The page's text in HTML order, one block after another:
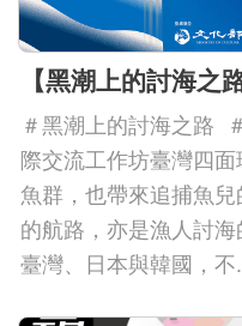
ខេមរភាសា
Bahasa
Melayu
ไทย
Bahasa
Indonesia
＃黑潮上的討海之路
際交流工作坊臺灣四
魚群，也帶來追捕魚
的航路，亦是漁人討
臺灣、日本與韓國，不